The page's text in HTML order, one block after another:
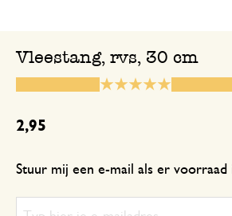
Vleestang, rvs, 30 cm
2,95
Stuur mij een e-mail als er voorraad